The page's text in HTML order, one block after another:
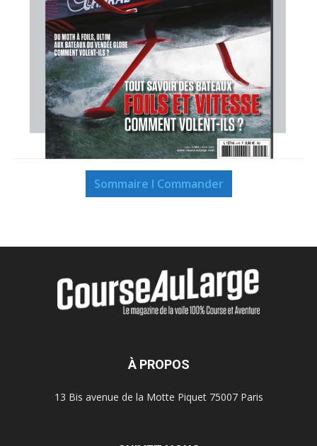
Sommaire I Commander
À PROPOS
13 Bis avenue de la Motte Piquet 75007 Paris